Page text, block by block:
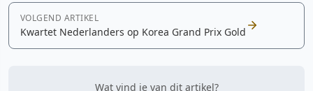
VOLGEND ARTIKEL
Kwartet Nederlanders op Korea Grand Prix Gold
Wat vind je van dit artikel?